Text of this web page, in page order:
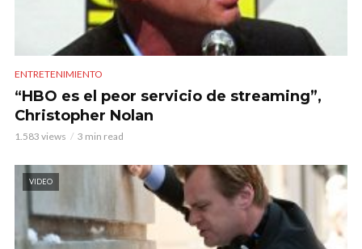
ENTRETENIMIENTO
“HBO es el peor servicio de streaming”,
Christopher Nolan
1.583 views 3 min read
VIDEO